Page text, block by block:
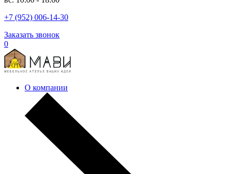
+7 (952) 006-14-30
Заказать звонок
0
О компании